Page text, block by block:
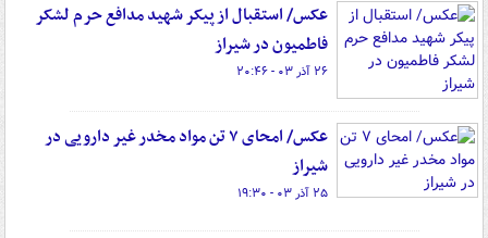
عکس/ استقبال از پیکر شهید مدافع حرم لشکر
فاطمیون در شیراز
۲۶ آذر ۰۳ - ۲۰:۴۶
عکس/ امحای ۷ تن مواد مخدر غیر دارویی در
شیراز
۲۵ آذر ۰۳ - ۱۹:۳۰